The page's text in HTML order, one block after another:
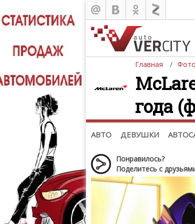
Главная
года
АВТО ДЕВУШКИ
Автомобили
Последние добавления
Список марок
(+1102)
Понравилось?
Поделитесь с